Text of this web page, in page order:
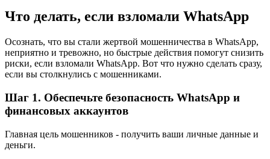
Что делать, если взломали WhatsApp
Осознать, что вы стали жертвой мошенничества в WhatsApp,
неприятно и тревожно, но быстрые действия помогут снизить
риски, если взломали WhatsApp. Вот что нужно сделать сразу,
если вы столкнулись с мошенниками.
Шаг 1. Обеспечьте безопасность WhatsApp и
финансовых аккаунтов
Главная цель мошенников - получить ваши личные данные и
деньги.